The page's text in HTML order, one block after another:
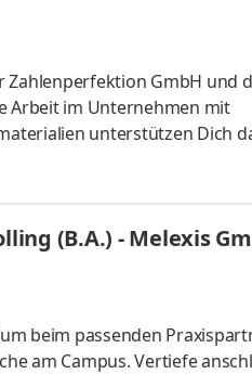
GmbH und
Arbeit im Unternehmen mit
unterstützen Dich
und
und mittelständische
wirtschaftliche Beratung.
Mitt(B.A.) - Melexis
beim passenden
am Campus. Vertiefe